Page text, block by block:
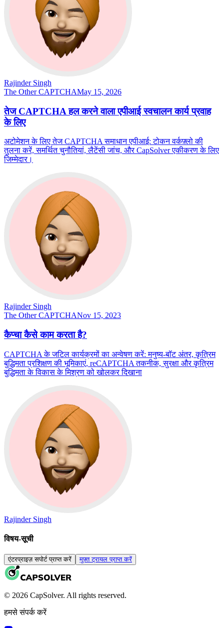
Rajinder Singh
The Other CAPTCHAMay 15, 2026
तेज CAPTCHA हल करने वाला एपीआई स्वचालन कार्य प्रवाह
के लिए
अटोमेशन के लिए तेज CAPTCHA समाधान एपीआई: टोकन वर्कफ़्लो की
तुलना करें, समर्थित चुनौतियां, लैटेंसी जांच, और CapSolver एकीकरण के लिए
जिम्मेदार।
Rajinder Singh
The Other CAPTCHANov 15, 2023
कैप्चा कैसे काम करता है?
CAPTCHA के जटिल कार्यक्रमों का अन्वेषण करें: मनुष्य-बॉट अंतर, कृत्रिम
बुद्धिमता प्रशिक्षण की भूमिकाएं, reCAPTCHA तकनीक, सुरक्षा और कृत्रिम
बुद्धिमता के विकास के मिश्रण को खोलकर दिखाना
Rajinder Singh
विषय-सूची
एंटरप्राइज़ सपोर्ट प्राप्त करें मुफ़्त ट्रायल प्राप्त करें
© 2026 CapSolver. All rights reserved.
हमसे संपर्क करें